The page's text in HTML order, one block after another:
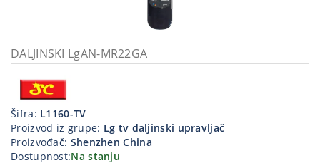
priključci
Kućna
tehnika
Poslovna
oprema,računari
DALJINSKI LgAN-MR22GA
Šifra: L1160-TV
Proizvod iz grupe: Lg tv daljinski upravljač
Proizvođač: Shenzhen China
Dostupnost:Na stanju